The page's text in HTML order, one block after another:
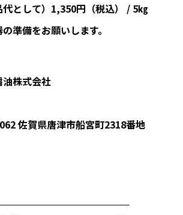
として）1,350円（税込） / 5㎏
準備をお願いします。
株式会社
佐賀県唐津市船宮町2318番地